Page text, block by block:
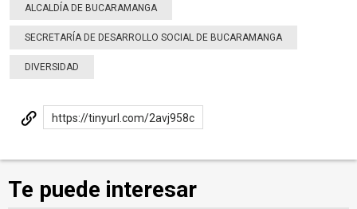
ALCALDÍA DE BUCARAMANGA
SECRETARÍA DE DESARROLLO SOCIAL DE BUCARAMANGA
DIVERSIDAD
https://tinyurl.com/2avj958c
Te puede interesar